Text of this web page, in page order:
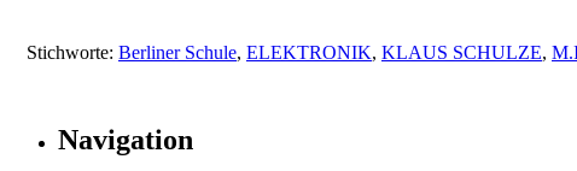
Stichworte: Berliner Schule, ELEKTRONIK, KLAUS SCHULZE,
Navigation